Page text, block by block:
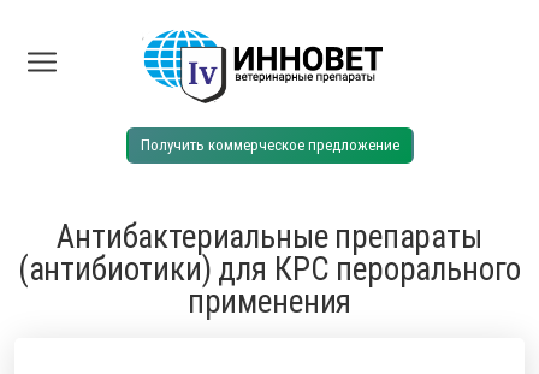
Получить коммерческое предложение
Антибактериальные препараты
(антибиотики) для КРС перорального
применения